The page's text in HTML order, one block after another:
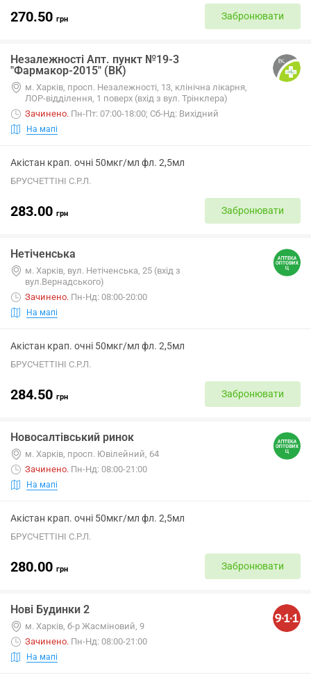
270.50 грн Забронювати
Незалежності Апт. пункт №19-3
"Фармакор-2015" (ВК)
м. Харків, просп. Незалежності, 13, клінічна лікарня,
ЛОР-відділення, 1 поверх (вхід з вул. Трінклера)
Зачинено. Пн-Пт: 07:00-18:00; Сб-Нд: Вихідний
На мапі
Акістан крап. очні 50мкг/мл фл. 2,5мл
БРУСЧЕТТІНІ С.Р.Л.
283.00 грн Забронювати
Нетіченська
м. Харків, вул. Нетіченська, 25 (вхід з
вул.Вернадського)
Зачинено. Пн-Нд: 08:00-20:00
На мапі
Акістан крап. очні 50мкг/мл фл. 2,5мл
БРУСЧЕТТІНІ С.Р.Л.
284.50 грн Забронювати
Новосалтівський ринок
м. Харків, просп. Ювілейний, 64
Зачинено. Пн-Нд: 08:00-21:00
На мапі
Акістан крап. очні 50мкг/мл фл. 2,5мл
БРУСЧЕТТІНІ С.Р.Л.
280.00 грн Забронювати
Нові Будинки 2
м. Харків, б-р Жасміновий, 9
Зачинено. Пн-Нд: 08:00-21:00
На мапі